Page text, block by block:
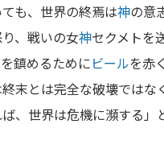
も、世界の終焉は神の意
、戦いの女神セクメトを
鎮めるためにビールを赤
末とは完全な破壊ではな
、世界は危機に瀕する」